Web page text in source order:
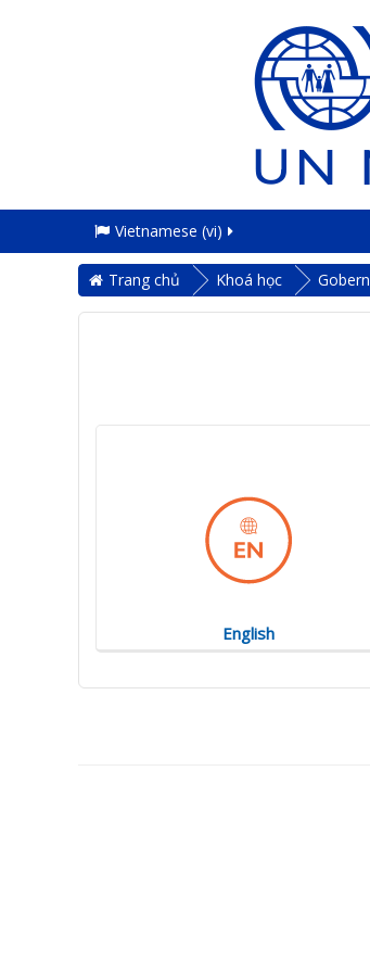
Vietnamese ‎(vi)‎
Trang chủ Khoá học
English